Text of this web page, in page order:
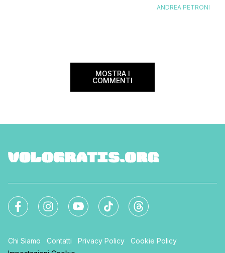
bagaglio cambiano
ANDREA PETRONI
MOSTRA I
COMMENTI
Chi Siamo Contatti Privacy Policy
Cookie Policy